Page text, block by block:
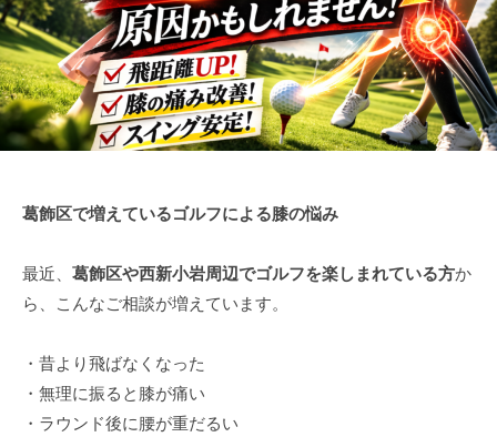
葛飾区で増えているゴルフによる膝の悩み
最近、 葛飾区や西新小岩周辺でゴルフを楽しまれている方か
ら、こんなご相談が増えています。
・昔より飛ばなくなった
・無理に振ると膝が痛い
・ラウンド後に腰が重だるい